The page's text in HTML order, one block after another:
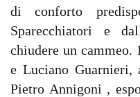
di conforto
Sparecchiatori e
chiudere un
e Luciano
Pietro Annigoni ,